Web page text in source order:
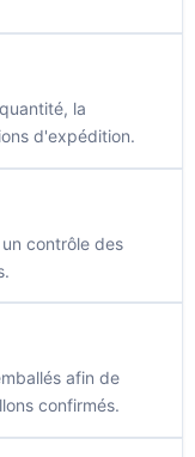
la
d'expédition.
contrôle des
afin de
confirmés.